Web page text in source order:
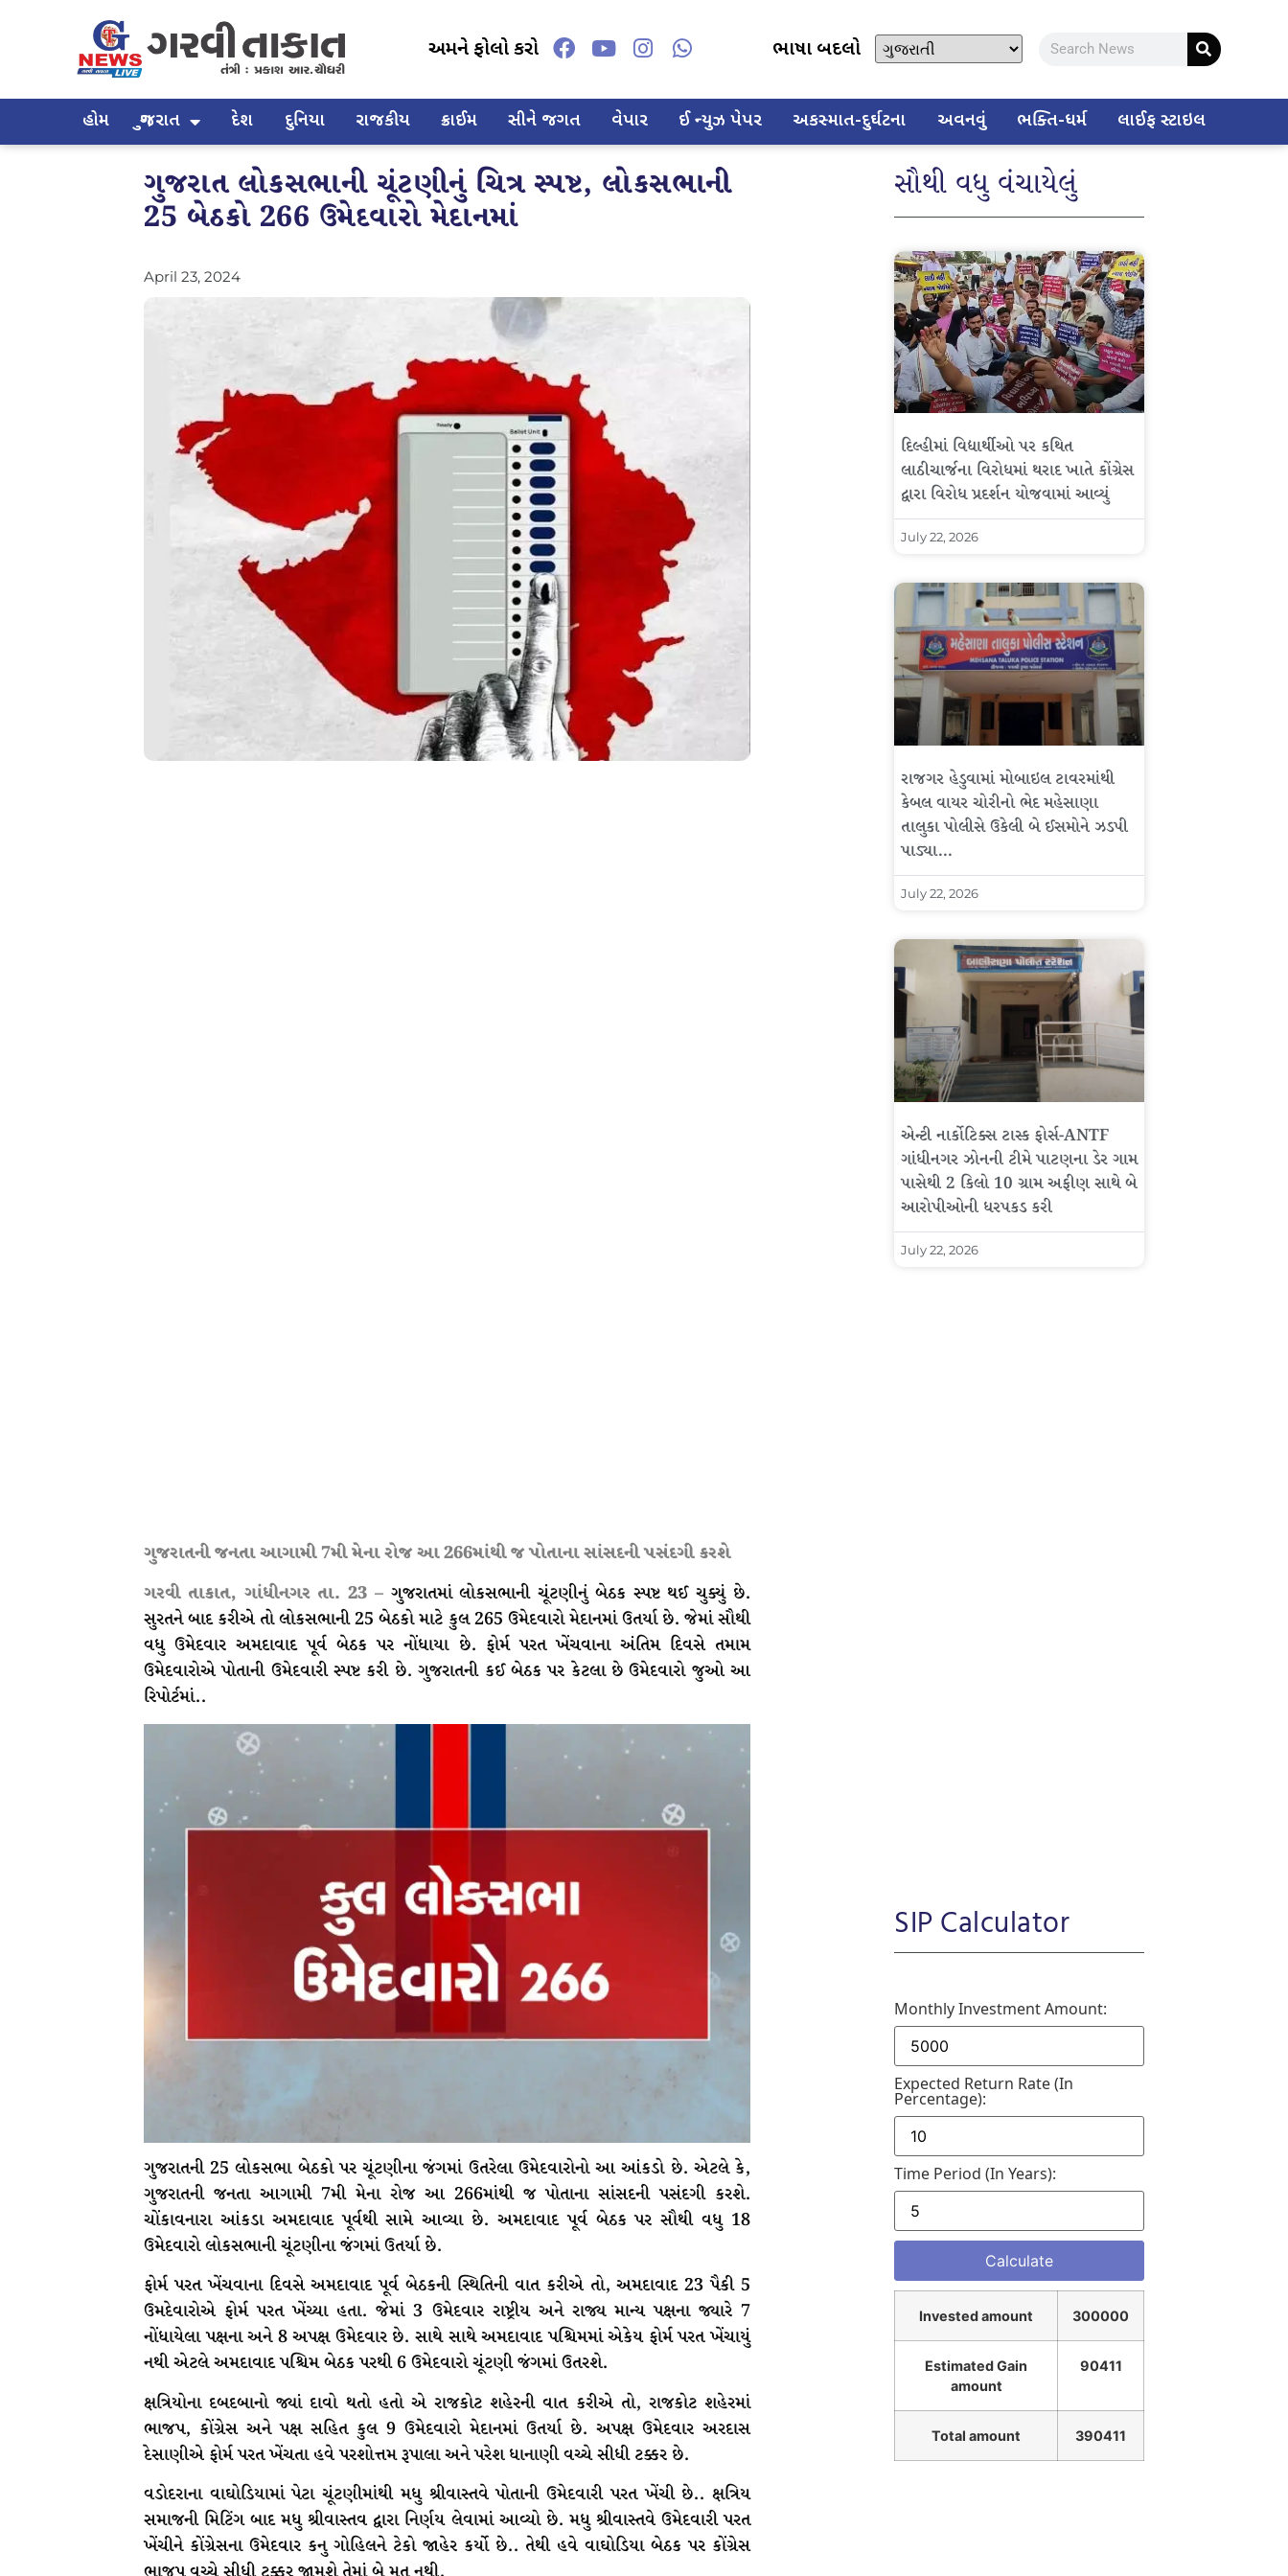
અમને ફોલો કરો ભાષા બદલો
હોમ ગુજરાત દેશ દુનિયા રાજકીય ક્રાઈમ સીને જગત વેપાર ઈ ન્યુઝ પેપર અકસ્માત-દુર્ઘટના અવનવું ભક્તિ-ધર્મ લાઈફ સ્ટાઇલ
ગુજરાત લોકસભાની ચૂંટણીનું ચિત્ર સ્પષ્ટ, લોકસભાની
25 બેઠકો 266 ઉમેદવારો મેદાનમાં
April 23, 2024
ગુજરાતની જનતા આગામી 7મી મેના રોજ આ 266માંથી જ પોતાના સાંસદની પસંદગી કરશે
ગરવી તાકાત, ગાંધીનગર તા. 23 – ગુજરાતમાં લોકસભાની ચૂંટણીનું બેઠક સ્પષ્ટ થઈ ચુક્યું છે.
સુરતને બાદ કરીએ તો લોકસભાની 25 બેઠકો માટે કુલ 265 ઉમેદવારો મેદાનમાં ઉતર્યા છે. જેમાં સૌથી
વધુ ઉમેદવાર અમદાવાદ પૂર્વ બેઠક પર નોંધાયા છે. ફોર્મ પરત ખેંચવાના અંતિમ દિવસે તમામ
ઉમેદવારોએ પોતાની ઉમેદવારી સ્પષ્ટ કરી છે. ગુજરાતની કઈ બેઠક પર કેટલા છે ઉમેદવારો જુઓ આ
રિપોર્ટમાં..
ગુજરાતની 25 લોકસભા બેઠકો પર ચૂંટણીના જંગમાં ઉતરેલા ઉમેદવારોનો આ આંકડો છે. એટલે કે,
ગુજરાતની જનતા આગામી 7મી મેના રોજ આ 266માંથી જ પોતાના સાંસદની પસંદગી કરશે.
ચોંકાવનારા આંકડા અમદાવાદ પૂર્વથી સામે આવ્યા છે. અમદાવાદ પૂર્વ બેઠક પર સૌથી વધુ 18
ઉમેદવારો લોકસભાની ચૂંટણીના જંગમાં ઉતર્યા છે.
ફોર્મ પરત ખેંચવાના દિવસે અમદાવાદ પૂર્વ બેઠકની સ્થિતિની વાત કરીએ તો, અમદાવાદ 23 પૈકી 5
ઉમદેવારોએ ફોર્મ પરત ખેંચ્યા હતા. જેમાં 3 ઉમેદવાર રાષ્ટ્રીય અને રાજ્ય માન્ય પક્ષના જ્યારે 7
નોંધાયેલા પક્ષના અને 8 અપક્ષ ઉમેદવાર છે. સાથે સાથે અમદાવાદ પશ્ચિમમાં એકેય ફોર્મ પરત ખેંચાયું
નથી એટલે અમદાવાદ પશ્ચિમ બેઠક પરથી 6 ઉમેદવારો ચૂંટણી જંગમાં ઉતરશે.
ક્ષત્રિયોના દબદબાનો જ્યાં દાવો થતો હતો એ રાજકોટ શહેરની વાત કરીએ તો, રાજકોટ શહેરમાં
ભાજપ, કોંગ્રેસ અને પક્ષ સહિત કુલ 9 ઉમેદવારો મેદાનમાં ઉતર્યા છે. અપક્ષ ઉમેદવાર અરદાસ
દેસાણીએ ફોર્મ પરત ખેંચતા હવે પરશોત્તમ રૂપાલા અને પરેશ ધાનાણી વચ્ચે સીધી ટક્કર છે.
વડોદરાના વાઘોડિયામાં પેટા ચૂંટણીમાંથી મધુ શ્રીવાસ્તવે પોતાની ઉમેદવારી પરત ખેંચી છે.. ક્ષત્રિય
સમાજની મિટિંગ બાદ મધુ શ્રીવાસ્તવ દ્વારા નિર્ણય લેવામાં આવ્યો છે. મધુ શ્રીવાસ્તવે ઉમેદવારી પરત
ખેંચીને કોંગ્રેસના ઉમેદવાર કનુ ગોહિલને ટેકો જાહેર કર્યો છે.. તેથી હવે વાઘોડિયા બેઠક પર કોંગ્રેસ
સૌથી વધુ વંચાયેલું
દિલ્હીમાં વિદ્યાર્થીઓ પર કથિત
લાઠીચાર્જના વિરોધમાં થરાદ ખાતે કોંગ્રેસ
દ્વારા વિરોધ પ્રદર્શન યોજવામાં આવ્યું
July 22, 2026
રાજગર હેડુવામાં મોબાઇલ ટાવરમાંથી
કેબલ વાયર ચોરીનો ભેદ મહેસાણા
તાલુકા પોલીસે ઉકેલી બે ઈસમોને ઝડપી
પાડ્યા…
July 22, 2026
એન્ટી નાર્કોટિક્સ ટાસ્ક ફોર્સ-ANTF
ગાંધીનગર ઝોનની ટીમે પાટણના ડેર ગામ
પાસેથી 2 કિલો 10 ગ્રામ અફીણ સાથે બે
આરોપીઓની ધરપકડ કરી
July 22, 2026
SIP Calculator
Monthly Investment Amount:
Expected Return Rate (in
Percentage):
Time Period (in Years):
Invested amount 300000
Estimated Gain
amount
90411
Total amount 390411